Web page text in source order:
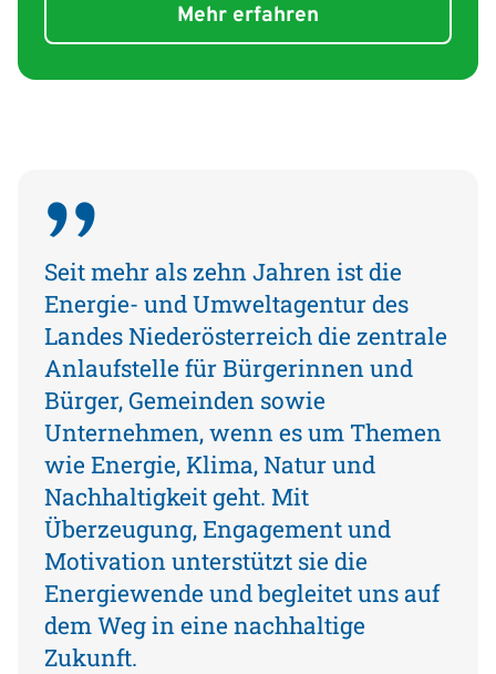
Mehr erfahren
Seit mehr als zehn Jahren ist die
Energie- und Umweltagentur des
Landes Niederösterreich die zentrale
Anlaufstelle für Bürgerinnen und
Bürger, Gemeinden sowie
Unternehmen, wenn es um Themen
wie Energie, Klima, Natur und
Nachhaltigkeit geht. Mit
Überzeugung, Engagement und
Motivation unterstützt sie die
Energiewende und begleitet uns auf
dem Weg in eine nachhaltige
Zukunft.